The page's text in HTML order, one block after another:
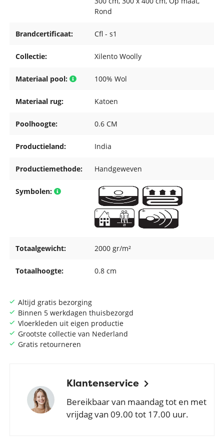
Altijd gratis bezorging
Binnen 5 werkdagen thuisbezorgd
Vloerkleden uit eigen productie
Grootste collectie van Nederland
Gratis retourneren
Klantenservice
Bereikbaar van maandag tot en met
vrijdag van 09.00 tot 17.00 uur.
Rond
Brandcertificaat: Cfl - s1
Collectie: Xilento Woolly
Materiaal pool: 100% Wol
Materiaal rug: Katoen
Poolhoogte: 0.6 CM
Productieland: India
Productiemethode: Handgeweven
Symbolen:
Totaalgewicht: 2000 gr/m²
Totaalhoogte: 0.8 cm